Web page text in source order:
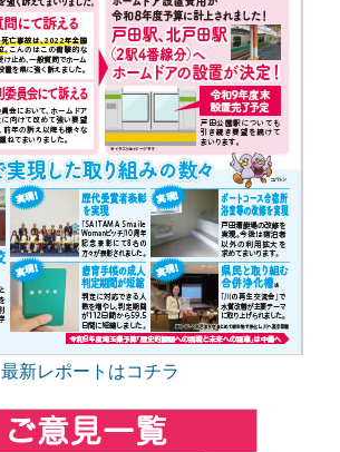
最新レポートはコチラ